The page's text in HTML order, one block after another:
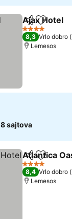
Deli Dodati
Ajax Hotel
4 Zvezdice
8,3 Vrlo dobro
Lemesos
8 sajtova
Deli Dodati
Atlantica
4 Zvezdice
8,4 Vrlo dobro
Lemesos